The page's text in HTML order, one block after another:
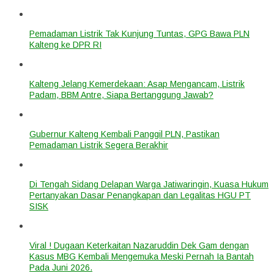
Pemadaman Listrik Tak Kunjung Tuntas, GPG Bawa PLN
Kalteng ke DPR RI
Kalteng Jelang Kemerdekaan: Asap Mengancam, Listrik
Padam, BBM Antre, Siapa Bertanggung Jawab?
Gubernur Kalteng Kembali Panggil PLN, Pastikan
Pemadaman Listrik Segera Berakhir
Di Tengah Sidang Delapan Warga Jatiwaringin, Kuasa Hukum
Pertanyakan Dasar Penangkapan dan Legalitas HGU PT
SISK
Viral ! Dugaan Keterkaitan Nazaruddin Dek Gam dengan
Kasus MBG Kembali Mengemuka Meski Pernah Ia Bantah
Pada Juni 2026.